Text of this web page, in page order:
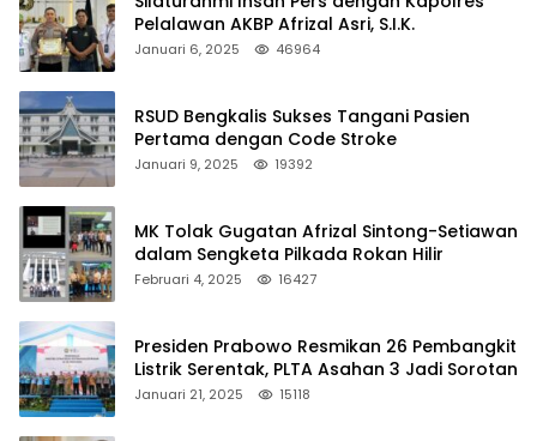
Pelalawan AKBP Afrizal Asri, S.I.K.
Januari 6, 2025 46964
RSUD Bengkalis Sukses Tangani Pasien
Pertama dengan Code Stroke
Januari 9, 2025 19392
MK Tolak Gugatan Afrizal Sintong-Setiawan
dalam Sengketa Pilkada Rokan Hilir
Februari 4, 2025 16427
Presiden Prabowo Resmikan 26 Pembangkit
Listrik Serentak, PLTA Asahan 3 Jadi Sorotan
Januari 21, 2025 15118